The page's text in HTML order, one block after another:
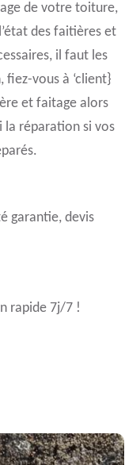
de votre toiture,
des faitières et
il faut les
vous à ‘client}
et faitage alors
la réparation si vos
garantie, devis
rapide 7j/7 !